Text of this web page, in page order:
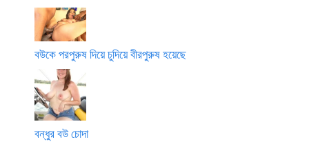
বউকে পরপুরুষ দিয়ে চুদিয়ে বীরপুরুষ হয়েছে
বন্ধুর বউ চোদা